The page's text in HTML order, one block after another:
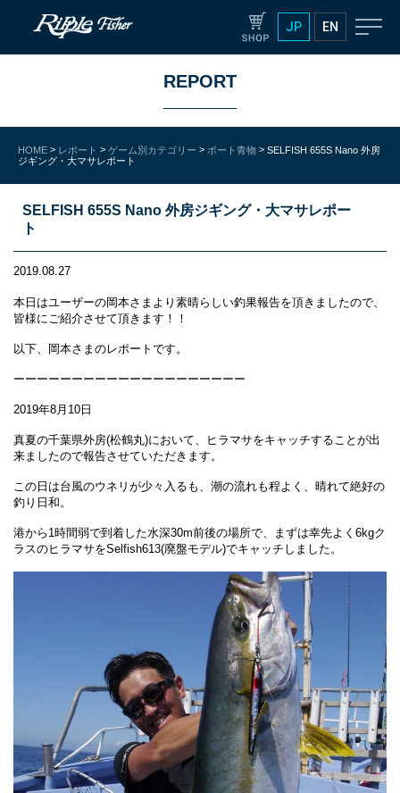
JP EN
REPORT
HOME > レポート > ゲーム別カテゴリー > ボート青物 > SELFISH 655S Nano 外房
ジギング・大マサレポート
SELFISH 655S Nano 外房ジギング・大マサレポー
ト
2019.08.27
本日はユーザーの岡本さまより素晴らしい釣果報告を頂きましたので、
皆様にご紹介させて頂きます！！
以下、岡本さまのレポートです。
ーーーーーーーーーーーーーーーーーーーー
2019年8月10日
真夏の千葉県外房(松鶴丸)において、ヒラマサをキャッチすることが出
来ましたので報告させていただきます。
この日は台風のウネリが少々入るも、潮の流れも程よく、晴れて絶好の
釣り日和。
港から1時間弱で到着した水深30m前後の場所で、まずは幸先よく6kgク
ラスのヒラマサをSelfish613(廃盤モデル)でキャッチしました。